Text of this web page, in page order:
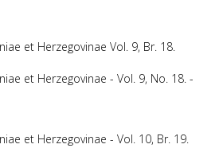
et Herzegovinae Vol. 9, Br. 18.
et Herzegovinae - Vol. 9, No. 18. -
et Herzegovinae - Vol. 10, Br. 19.